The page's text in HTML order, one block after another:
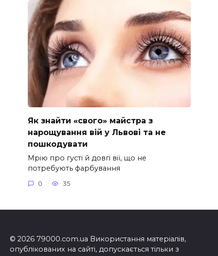
Як знайти «свого» майстра з
нарощування вій у Львові та не
пошкодувати
Мрію про густі й довгі вії, що не
потребують фарбування
0 35
© 2026 79000.com.ua Використання матеріалів,
опублікованих на сайті, допускається тільки з